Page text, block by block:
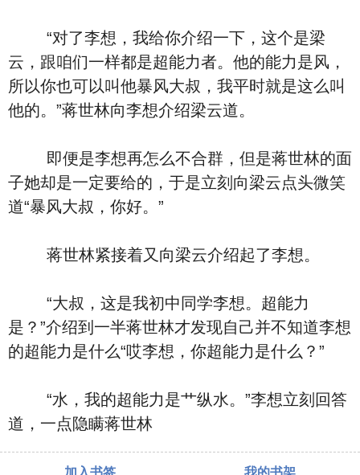
“对了李想，我给你介绍一下，这个是梁
云，跟咱们一样都是超能力者。他的能力是风，
所以你也可以叫他暴风大叔，我平时就是这么叫
他的。”蒋世林向李想介绍梁云道。
即便是李想再怎么不合群，但是蒋世林的面
子她却是一定要给的，于是立刻向梁云点头微笑
道“暴风大叔，你好。”
蒋世林紧接着又向梁云介绍起了李想。
“大叔，这是我初中同学李想。超能力
是？”介绍到一半蒋世林才发现自己并不知道李想
的超能力是什么“哎李想，你超能力是什么？”
“水，我的超能力是艹纵水。”李想立刻回答
道，一点隐瞒蒋世林
加入书签 我的书架